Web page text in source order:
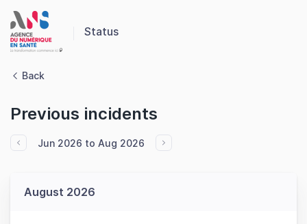
Status
Back
Previous incidents
Jun 2026 to Aug 2026
August 2026
Panneau de gestion des cookies